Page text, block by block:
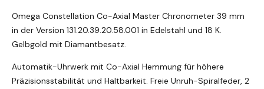
Omega Constellation Co-Axial Master Chronometer 39 mm
in der Version 131.20.39.20.58.001 in Edelstahl und 18 K.
Gelbgold mit Diamantbesatz.
Automatik-Uhrwerk mit Co-Axial Hemmung für höhere
Präzisionsstabilität und Haltbarkeit. Freie Unruh-Spiralfeder, 2